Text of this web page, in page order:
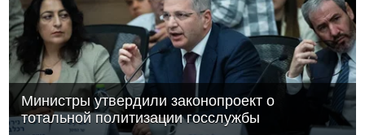
Министры утвердили законопроект о
тотальной политизации госслужбы